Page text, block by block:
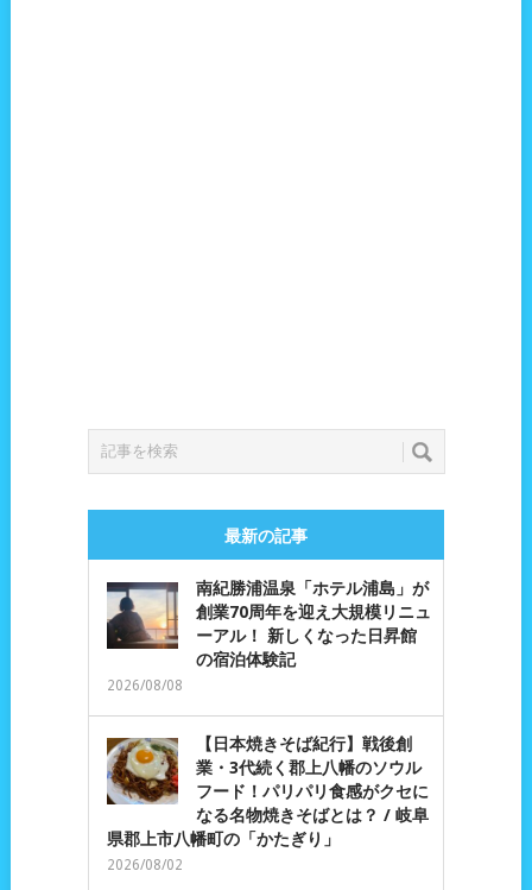
最新の記事
南紀勝浦温泉「ホテル浦島」が
創業70周年を迎え大規模リニュ
ーアル！ 新しくなった日昇館
の宿泊体験記
2026/08/08
【日本焼きそば紀行】戦後創
業・3代続く郡上八幡のソウル
フード！パリパリ食感がクセに
なる名物焼きそばとは？ / 岐阜
県郡上市八幡町の「かたぎり」
2026/08/02